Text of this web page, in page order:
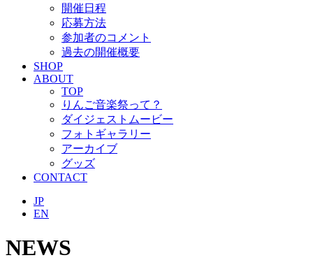
開催日程
応募方法
参加者のコメント
過去の開催概要
SHOP
ABOUT
TOP
りんご音楽祭って？
ダイジェストムービー
フォトギャラリー
アーカイブ
グッズ
CONTACT
JP
EN
NEWS